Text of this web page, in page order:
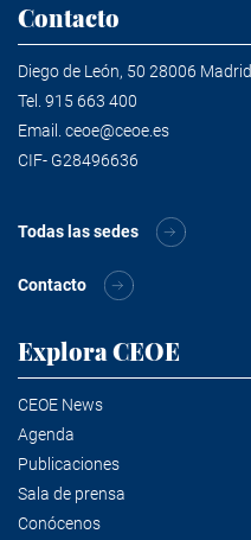
Contacto
Diego de León, 50 28006 Madrid
Tel. 915 663 400
Email. ceoe@ceoe.es
CIF- G28496636
Todas las sedes
Contacto
Explora CEOE
CEOE News
Agenda
Publicaciones
Sala de prensa
Conócenos